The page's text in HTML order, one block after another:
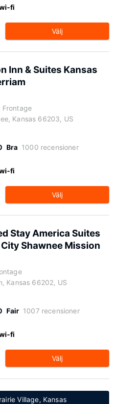
fi
Välj
Inn & Suites Kansas
Frontage
Kansas 66203, US
Bra 1000 recensioner
fi
Välj
Stay America Suites
Shawnee Mission
Kansas 66202, US
Fair 1007 recensioner
fi
Välj
Village, Kansas